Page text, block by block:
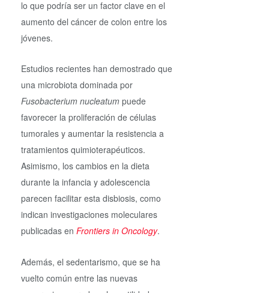
lo que podría ser un factor clave en el
aumento del cáncer de colon entre los
jóvenes.
Estudios recientes han demostrado que
una microbiota dominada por
Fusobacterium nucleatum puede
favorecer la proliferación de células
tumorales y aumentar la resistencia a
tratamientos quimioterapéuticos.
Asimismo, los cambios en la dieta
durante la infancia y adolescencia
parecen facilitar esta disbiosis, como
indican investigaciones moleculares
publicadas en Frontiers in Oncology.
Además, el sedentarismo, que se ha
vuelto común entre las nuevas